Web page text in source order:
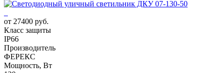
от 27400 руб.
Класс защиты
IP66
Производитель
ФЕРЕКС
Мощность, Вт